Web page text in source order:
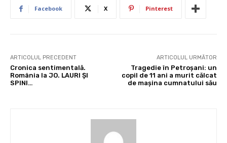
Facebook X Pinterest
ARTICOLUL PRECEDENT
Cronica sentimentală.
România la JO. LAURI ȘI
SPINI…
ARTICOLUL URMĂTOR
Tragedie în Petroșani: un
copil de 11 ani a murit călcat
de mașina cumnatului său